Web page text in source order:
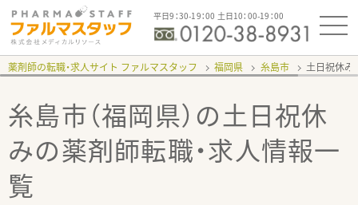
平日9：30-19：00 土日10：00-19：00
薬剤師の転職・求人サイト ファルマスタッフ 福岡県 糸島市 土日祝休み
糸島市（福岡県）の土日祝休
みの薬剤師転職・求人情報一
覧